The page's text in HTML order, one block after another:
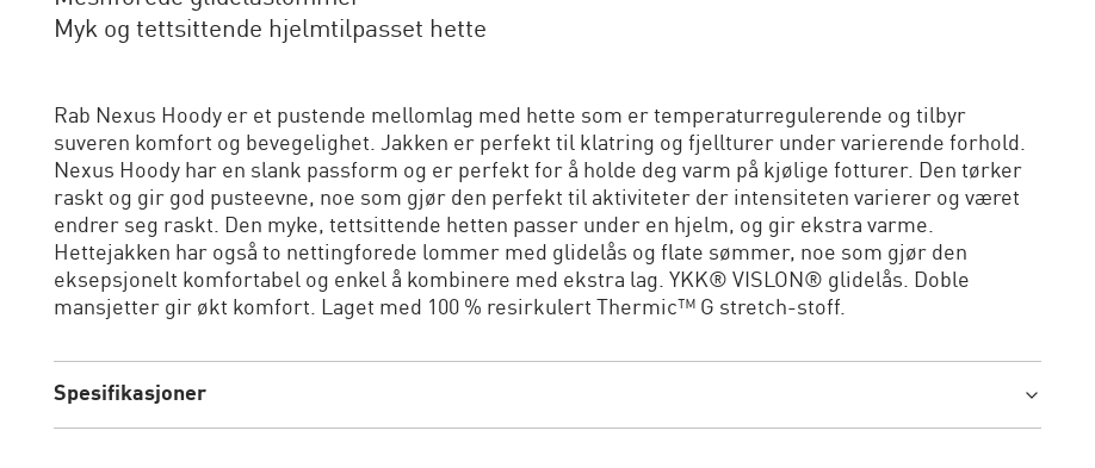
Myk og tettsittende hjelmtilpasset hette
Rab Nexus Hoody er et pustende mellomlag med hette som er temperaturregulerende og tilbyr
suveren komfort og bevegelighet. Jakken er perfekt til klatring og fjellturer under varierende forhold.
Nexus Hoody har en slank passform og er perfekt for å holde deg varm på kjølige fotturer. Den tørker
raskt og gir god pusteevne, noe som gjør den perfekt til aktiviteter der intensiteten varierer og været
endrer seg raskt. Den myke, tettsittende hetten passer under en hjelm, og gir ekstra varme.
Hettejakken har også to nettingforede lommer med glidelås og flate sømmer, noe som gjør den
eksepsjonelt komfortabel og enkel å kombinere med ekstra lag. YKK® VISLON® glidelås. Doble
mansjetter gir økt komfort. Laget med 100 % resirkulert Thermic™ G stretch-stoff.
Spesifikasjoner